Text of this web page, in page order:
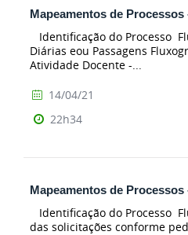
Mapeamentos de
Identificação do Processo
Diárias eou Passagens
Atividade Docente -...
14/04/21
22h34
Mapeamentos de Processos
Identificação do Processo
das solicitações conforme